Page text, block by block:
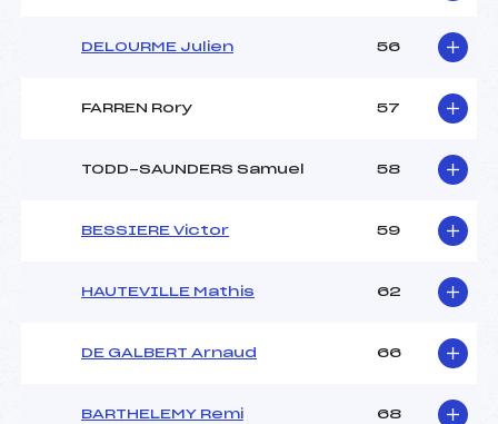
DELOURME Julien 56
FARREN Rory 57
TODD-SAUNDERS Samuel 58
BESSIERE Victor 59
HAUTEVILLE Mathis 62
DE GALBERT Arnaud 66
BARTHELEMY Remi 68